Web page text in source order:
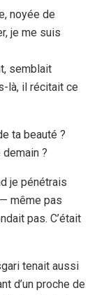
noyée de
je me suis
semblait
là, il récitait ce
ta beauté ?
?
je pénétrais
même pas
pas. C’était
tenait aussi
d’un proche de